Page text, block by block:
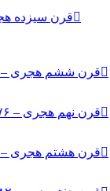
قرن ششم هجری – ۴۸۵ الی ۵۸۲ شمسی
قرن نهم هجری – ۷۷۶ الی ۸۷۳ شمسی
قرن هشتم هجری – ۶۷۹ الی ۷۷۶ شمسی